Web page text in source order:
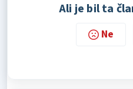
Ali je bil ta
Ne